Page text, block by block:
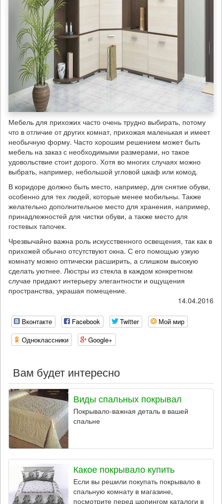
Мебель для прихожих часто очень трудно выбирать, потому
что в отличие от других комнат, прихожая маленькая и имеет
необычную форму. Часто хорошим решением может быть
мебель на заказ с необходимыми размерами, но такое
удовольствие стоит дорого. Хотя во многих случаях можно
выбрать, например, небольшой угловой шкаф или комод.
В коридоре должно быть место, например, для снятие обуви,
особенно для тех людей, которые менее мобильны. Также
желательно дополнительное место для хранения, например,
принадлежностей для чистки обуви, а также место для
гостевых тапочек.
Чрезвычайно важна роль искусственного освещения, так как в
прихожей обычно отсутствуют окна. С его помощью узкую
комнату можно оптически расширить, а слишком высокую
сделать уютнее. Люстры из стекла в каждом конкретном
случае придают интерьеру элегантности и ощущения
пространства, украшая помещение.
14.04.2016
Вконтакте Facebook Twitter
Мой мир
Одноклассники
Google+
Вам будет интересно
Виды спальных покрывал
Покрывало-важная деталь в вашей
спальне
Какое покрывало купить
Если вы решили покупать покрывало в
спальную комнату в магазине,
посмотрите перед шопингом каталоги в